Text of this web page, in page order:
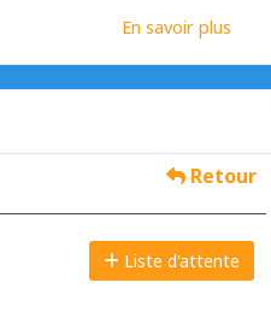
En savoir plus
Retour
Liste d'attente